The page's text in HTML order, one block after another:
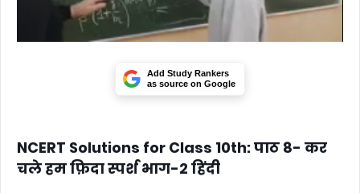
Add Study Rankers
as source on Google
NCERT Solutions for Class 10th: पाठ 8- कर
चले हम फ़िदा स्पर्श भाग-2 हिंदी